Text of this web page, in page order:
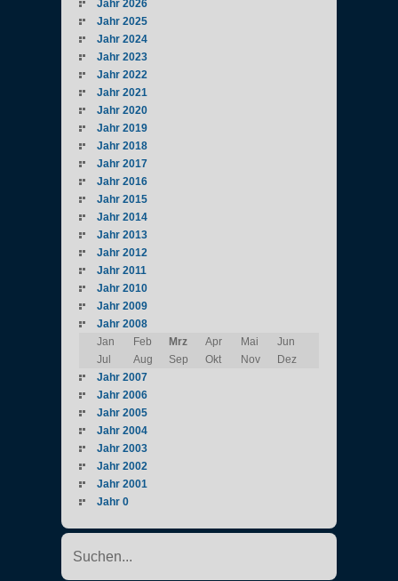
Jahr 2026
Jahr 2025
Jahr 2024
Jahr 2023
Jahr 2022
Jahr 2021
Jahr 2020
Jahr 2019
Jahr 2018
Jahr 2017
Jahr 2016
Jahr 2015
Jahr 2014
Jahr 2013
Jahr 2012
Jahr 2011
Jahr 2010
Jahr 2009
Jahr 2008
Jan
Feb Mrz Apr Mai
Jun
Jul
Aug Sep Okt Nov
Dez
Jahr 2007
Jahr 2006
Jahr 2005
Jahr 2004
Jahr 2003
Jahr 2002
Jahr 2001
Jahr 0